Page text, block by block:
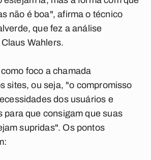
não é boa", afirma o técnico
que fez a análise
Wahlers.
foco a chamada
sites, ou seja, "o compromisso
dos usuários e
para que consigam que suas
supridas". Os pontos